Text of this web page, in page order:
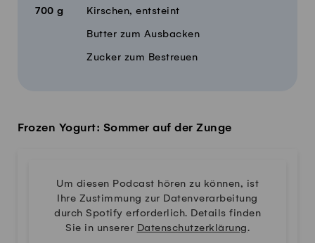
700 g Kirschen, entsteint
Butter zum Ausbacken
Zucker zum Bestreuen
Frozen Yogurt: Sommer auf der Zunge
Um diesen Podcast hören zu können, ist
Ihre Zustimmung zur Datenverarbeitung
durch Spotify erforderlich. Details finden
Sie in unserer Datenschutzerklärung.